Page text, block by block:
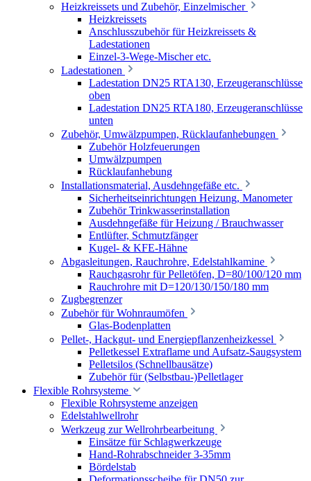
Heizkreissets und Zubehör, Einzelmischer
Heizkreissets
Anschlusszubehör für Heizkreissets &
Ladestationen
Einzel-3-Wege-Mischer etc.
Ladestationen
Ladestation DN25 RTA130, Erzeugeranschlüsse
oben
Ladestation DN25 RTA180, Erzeugeranschlüsse
unten
Zubehör, Umwälzpumpen, Rücklaufanhebungen
Zubehör Holzfeuerungen
Umwälzpumpen
Rücklaufanhebung
Installationsmaterial, Ausdehngefäße etc.
Sicherheitseinrichtungen Heizung, Manometer
Zubehör Trinkwasserinstallation
Ausdehngefäße für Heizung / Brauchwasser
Entlüfter, Schmutzfänger
Kugel- & KFE-Hähne
Abgasleitungen, Rauchrohre, Edelstahlkamine
Rauchgasrohr für Pelletöfen, D=80/100/120 mm
Rauchrohre mit D=120/130/150/180 mm
Zugbegrenzer
Zubehör für Wohnraumöfen
Glas-Bodenplatten
Pellet-, Hackgut- und Energiepflanzenheizkessel
Pelletkessel Extraflame und Aufsatz-Saugsystem
Pelletsilos (Schnellbausätze)
Zubehör für (Selbstbau-)Pelletlager
Flexible Rohrsysteme
Flexible Rohrsysteme anzeigen
Edelstahlwellrohr
Werkzeug zur Wellrohrbearbeitung
Einsätze für Schlagwerkzeuge
Hand-Rohrabschneider 3-35mm
Bördelstab